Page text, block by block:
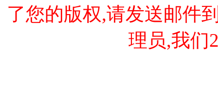
了您的版权,请发送邮件
理员,我们